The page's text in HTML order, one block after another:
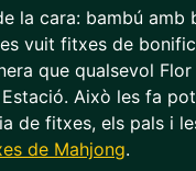
la cara: bambú
vuit fitxes de
que qualsevol
Això les fa
de fitxes, els pals i
de Mahjong.